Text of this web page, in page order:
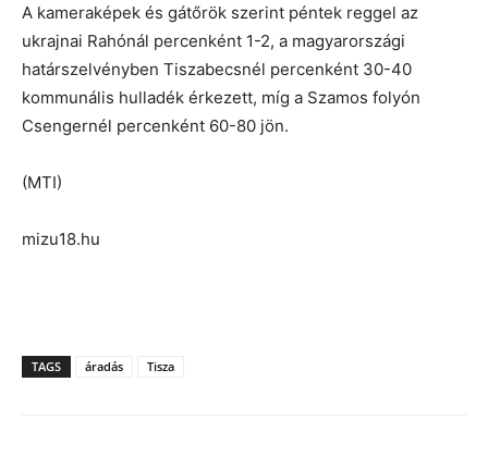
A kameraképek és gátőrök szerint péntek reggel az
ukrajnai Rahónál percenként 1-2, a magyarországi
határszelvényben Tiszabecsnél percenként 30-40
kommunális hulladék érkezett, míg a Szamos folyón
Csengernél percenként 60-80 jön.
(MTI)
mizu18.hu
TAGS áradás Tisza